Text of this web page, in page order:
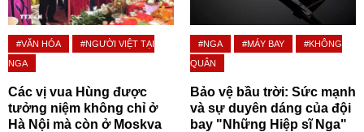
#VĂN HÓA
#NGƯỜI VIỆT TẠI
NGA
Các vị vua Hùng được
tưởng niệm không chỉ ở
Hà Nội mà còn ở Moskva
#NGA #MÁY BAY
#KHÔNG
QUÂN
Bảo vệ bầu trời: Sức mạnh
và sự duyên dáng của đội
bay "Những Hiệp sĩ Nga"